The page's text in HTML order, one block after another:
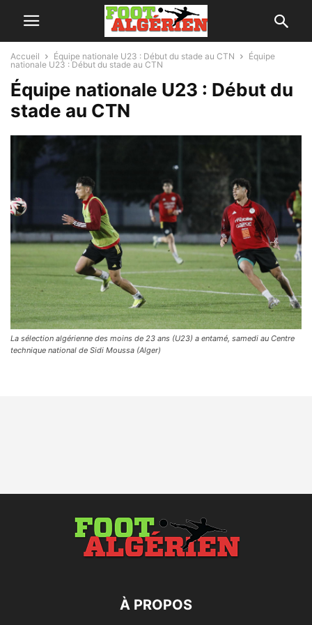
Accueil Équipe nationale U23 : Début du stade au CTN
Équipe
nationale U23 : Début du stade au CTN
Équipe nationale U23 : Début du
stade au CTN
La sélection algérienne des moins de 23 ans (U23) a entamé, samedi au Centre
technique national de Sidi Moussa (Alger)
À PROPOS